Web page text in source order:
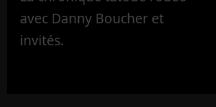
avec Danny Boucher et
invités.